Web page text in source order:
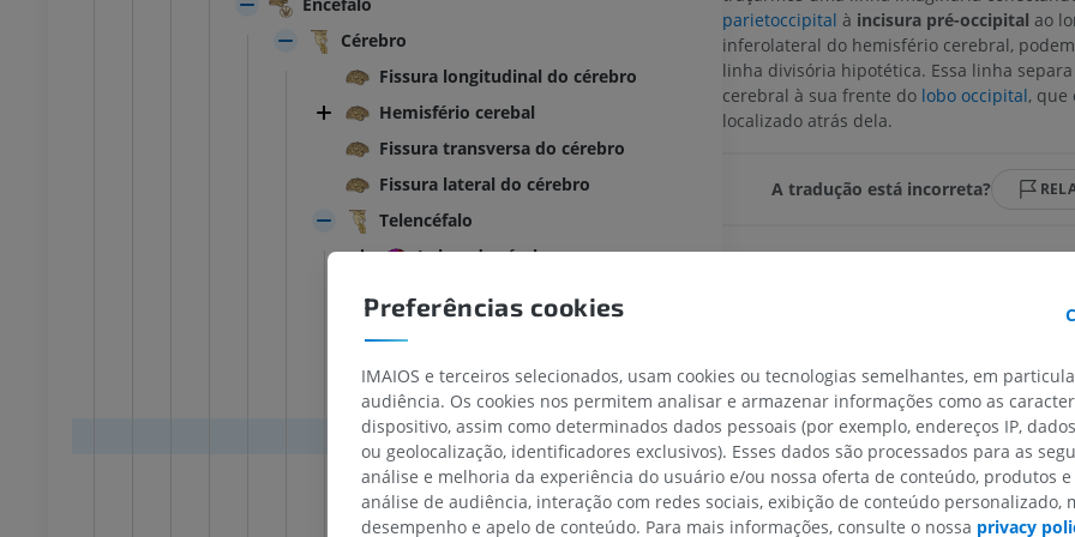
Cérebro
Fissura longitudinal do cérebro
Hemisfério cerebal
Fissura transversa do cérebro
Fissura lateral do cérebro
Telencéfalo
Lobos de cérebro
Sulcos interlobares
Sulco lateral
Sulco parietoccipital
Incisura pré-occipital
Sulco do corpo caloso
Sulco do cíngulo
parietoccipital à incisura pré-occipital ao
inferolateral do hemisfério cerebral,
linha divisória hipotética. Essa linha
cerebral à sua frente do lobo occipital, que
localizado atrás dela.
A tradução está incorreta?
Bui, T., and M Das, J. Neuroanatomy, Cerebral
[Updated 2023 Jul 24]. In: StatPearls [Internet].
(FL): StatPearls Publishing; 2023 Jan-. Available
https://www.ncbi.nlm.nih.gov/books/NBK549789/
MEMBRO SUPERIOR MEMBRO INFERIOR
Preferências cookies
IMAIOS e terceiros selecionados, usam cookies ou tecnologias semelhantes, em
audiência. Os cookies nos permitem analisar e armazenar informações como as
dispositivo, assim como determinados dados pessoais (por exemplo, endereços IP,
ou geolocalização, identificadores exclusivos). Esses dados são processados para as
análise e melhoria da experiência do usuário e/ou nossa oferta de conteúdo, produtos e
análise de audiência, interação com redes sociais, exibição de conteúdo personalizado,
desempenho e apelo de conteúdo. Para mais informações, consulte o nossa privacy